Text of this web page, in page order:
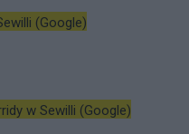
(Google)
w Sewilli (Google)